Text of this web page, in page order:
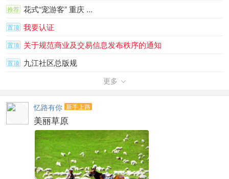
推荐 花式“宠游客” 重庆 ...
置顶 我要认证
置顶 关于规范商业及交易信息发布秩序的通知
置顶 九江社区总版规
用手机登陆社区浏览视频的心得
更多 
忆路有你 新手上路
美丽草原